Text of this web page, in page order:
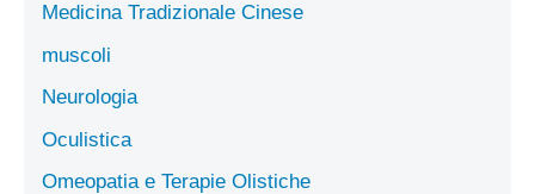
Medicina Tradizionale Cinese
muscoli
Neurologia
Oculistica
Omeopatia e Terapie Olistiche